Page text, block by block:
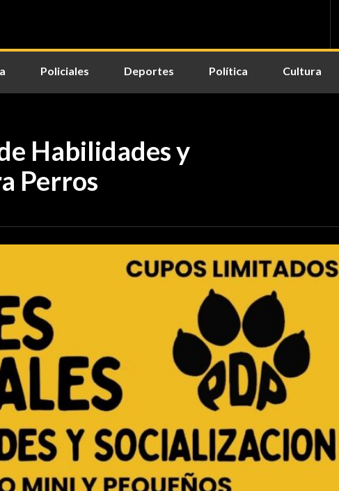
Policiales Deportes Política Cultura
Habilidades y
Perros